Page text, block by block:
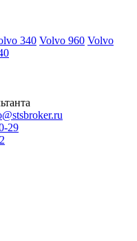
340 Volvo 960 Volvo
29